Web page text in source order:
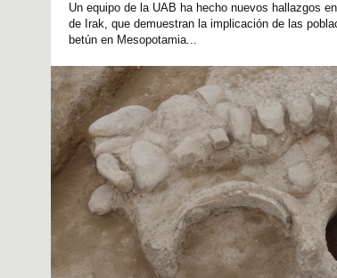
Un equipo de la UAB ha hecho nuevos hallazgos
de Irak, que demuestran la implicación de las
betún en Mesopotamia...